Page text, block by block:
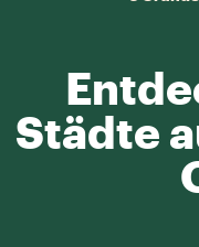
Städte